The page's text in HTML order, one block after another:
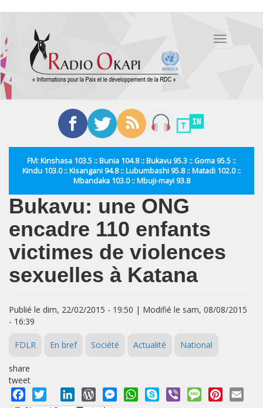
contenu
principal
Toggle
FM: Kinshasa 103.5 :: Bunia 104.8 :: Bukavu 95.3 :: Goma 95.5 ::
Kindu 103.0 :: Kisangani 94.8 :: Lubumbashi 95.8 :: Matadi 102.0 ::
Mbandaka 103.0 :: Mbuji-mayi 93.8
Bukavu: une ONG
encadre 110 enfants
victimes de violences
sexuelles à Katana
Publié le dim, 22/02/2015 - 19:50 | Modifié le sam, 08/08/2015
- 16:39
FDLR En bref Société Actualité National
share
tweet
Facebook
Twitter LinkedInWordPressMessengerWhatsApp
Skype Viber MessagePinterest